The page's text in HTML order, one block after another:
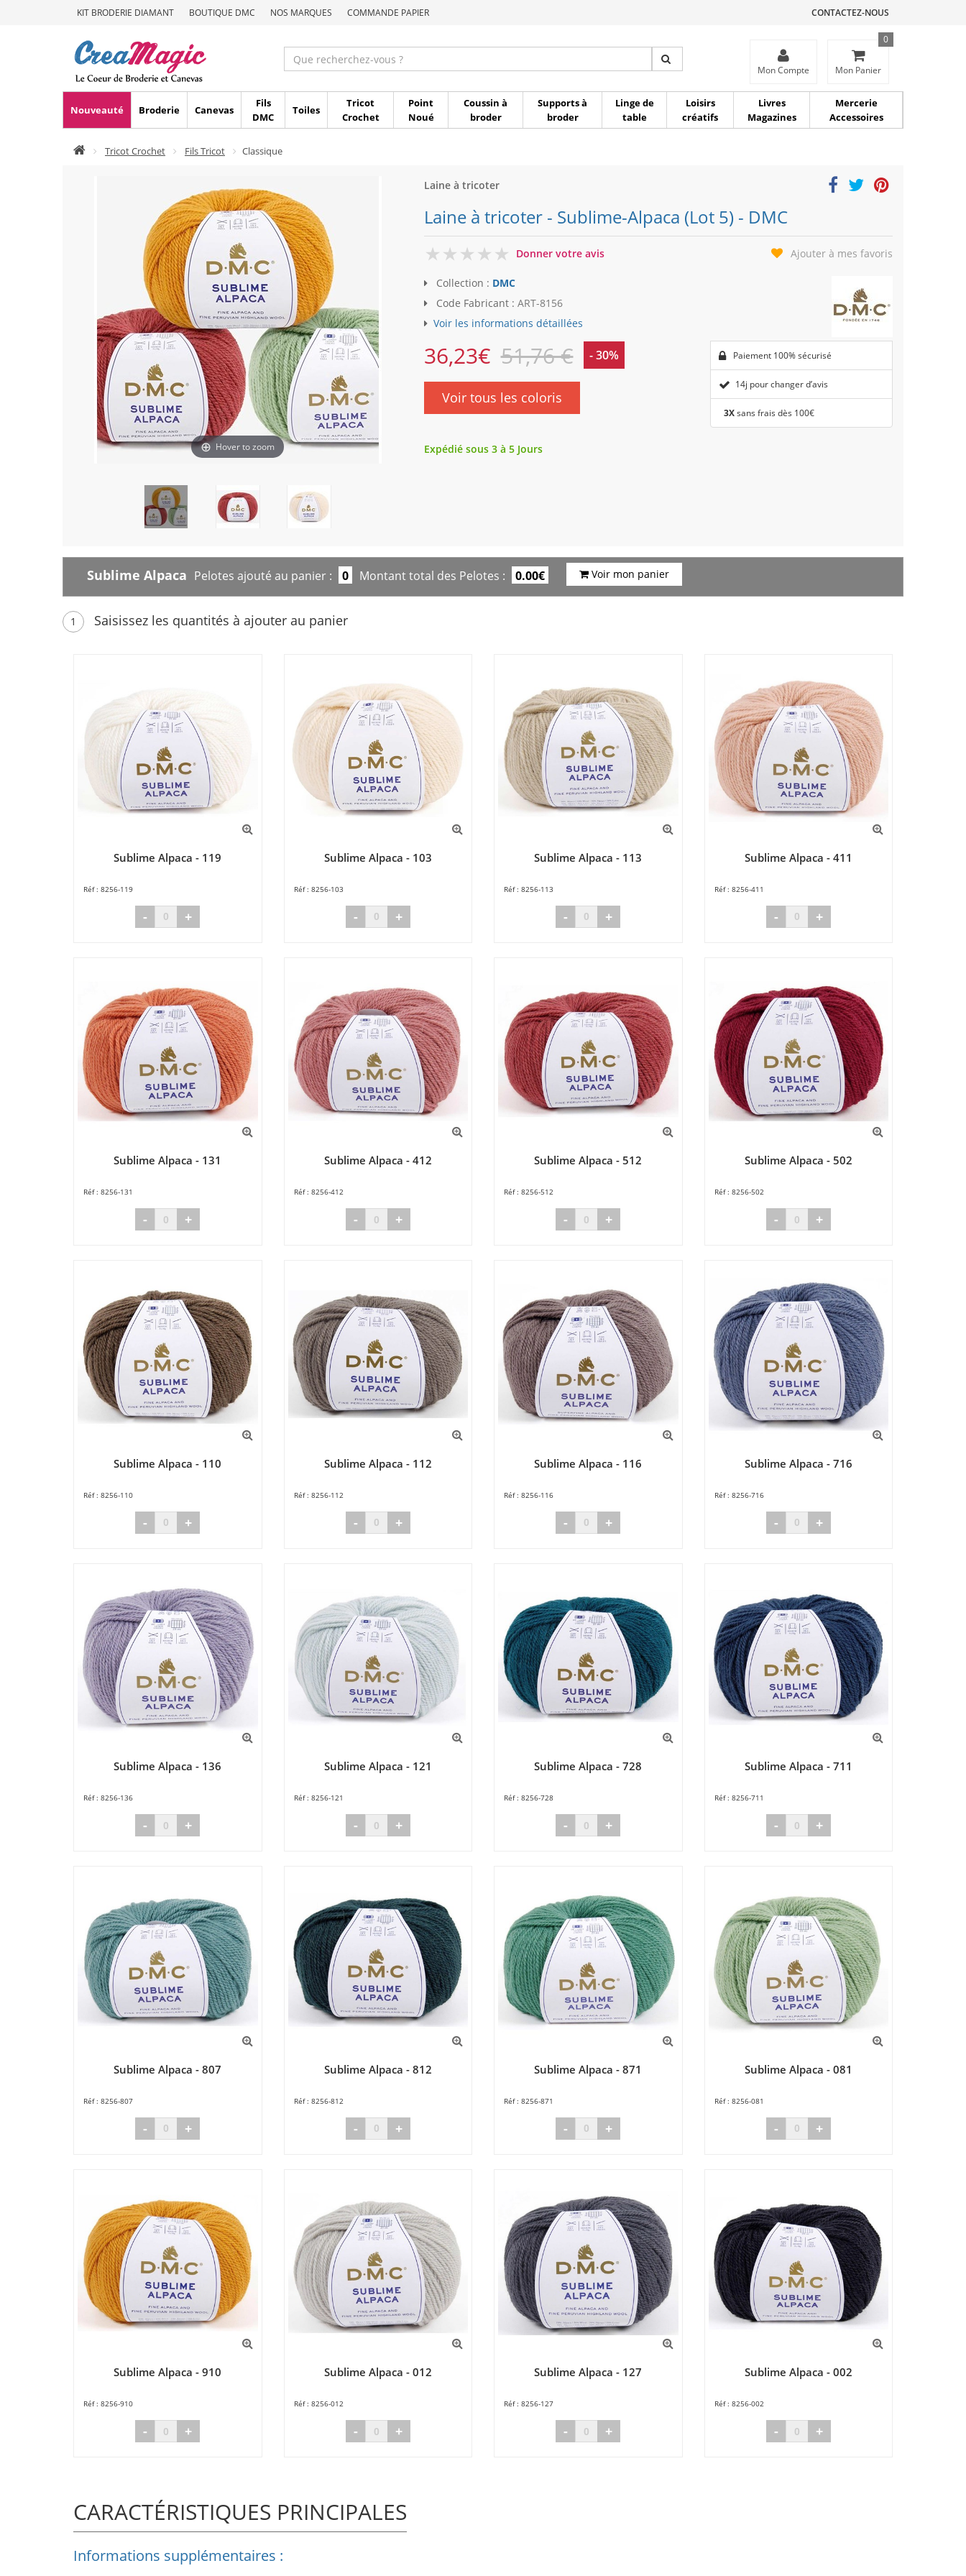
KIT BRODERIE DIAMANT BOUTIQUE DMC NOS MARQUES COMMANDE PAPIER CONTACTEZ-NOUS
Mon Compte Mon Panier
0
Nouveauté Broderie Canevas
Fils
DMC
Toiles
Tricot
Crochet
Point
Noué
Coussin à
broder
Supports à
broder
Linge de
table
Loisirs
créatifs
Livres
Magazines
Mercerie
Accessoires
Tricot Crochet Fils Tricot Classique
Hover to zoom
Laine à tricoter
Laine à tricoter - Sublime-Alpaca (Lot 5) - DMC
0
Donner votre avis Ajouter à mes favoris
Collection : DMC
Code Fabricant : ART-8156
Voir les informations détaillées
36,23€ 51,76 € - 30%
Voir tous les coloris
Paiement 100% sécurisé
14j pour changer d’avis
3Xsans frais dès 100€
Expédié sous 3 à 5 Jours
Sublime Alpaca Pelotes ajouté au panier : 0 Montant total des Pelotes : 0.00€ Voir mon panier
1 Saisissez les quantités à ajouter au panier
Sublime Alpaca - 119
8256-119
- +
Sublime Alpaca - 103
8256-103
- +
Sublime Alpaca - 113
8256-113
- +
Sublime Alpaca - 411
8256-411
- +
Sublime Alpaca - 131
8256-131
- +
Sublime Alpaca - 412
8256-412
- +
Sublime Alpaca - 512
8256-512
- +
Sublime Alpaca - 502
8256-502
- +
Sublime Alpaca - 110
8256-110
- +
Sublime Alpaca - 112
8256-112
- +
Sublime Alpaca - 116
8256-116
- +
Sublime Alpaca - 716
8256-716
- +
Sublime Alpaca - 136
8256-136
- +
Sublime Alpaca - 121
8256-121
- +
Sublime Alpaca - 728
8256-728
- +
Sublime Alpaca - 711
8256-711
- +
Sublime Alpaca - 807
8256-807
- +
Sublime Alpaca - 812
8256-812
- +
Sublime Alpaca - 871
8256-871
- +
Sublime Alpaca - 081
8256-081
- +
Sublime Alpaca - 910
8256-910
- +
Sublime Alpaca - 012
8256-012
- +
Sublime Alpaca - 127
8256-127
- +
Sublime Alpaca - 002
8256-002
- +
CARACTÉRISTIQUES PRINCIPALES
Informations supplémentaires :